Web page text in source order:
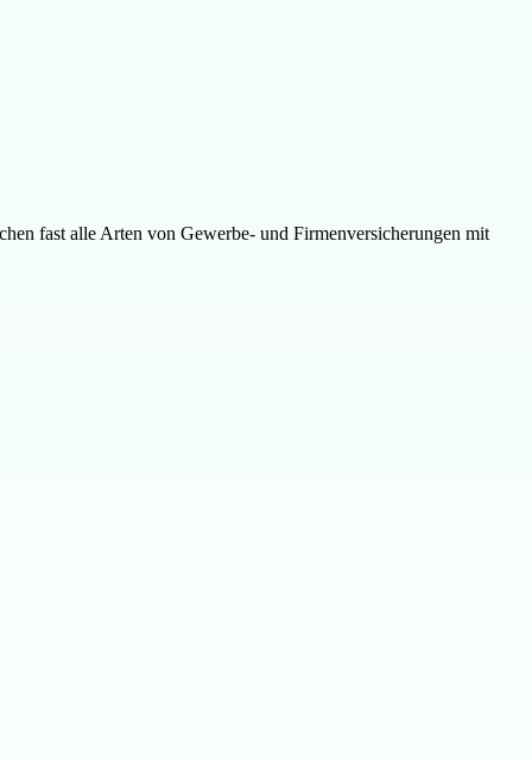
fast alle Arten von Gewerbe- und Firmenversicherungen mit